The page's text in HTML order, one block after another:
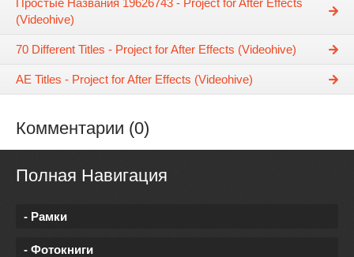
Простые Названия 19626743 - Project for After Effects
(Videohive)
70 Different Titles - Project for After Effects (Videohive)
AE Titles - Project for After Effects (Videohive)
Комментарии (0)
Полная Навигация
- Рамки
- Фотокниги